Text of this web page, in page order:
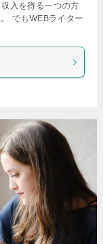
入を得る一つの方
でもWEBライター